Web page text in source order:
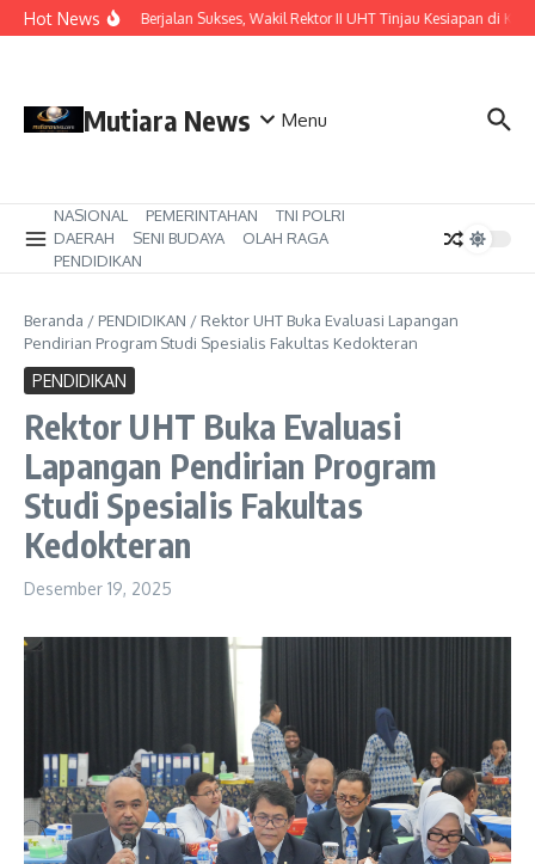
Lewati ke konten
Hot News
Pastikan ISIL Berjalan Sukses, Wakil Rektor II UHT Tinjau Kesiapan di KRI
Mutiara News Menu
NASIONAL PEMERINTAHAN
TNI POLRI
DAERAH
SENI BUDAYA
OLAH RAGA
PENDIDIKAN
Beranda / PENDIDIKAN / Rektor UHT Buka Evaluasi Lapangan
Pendirian Program Studi Spesialis Fakultas Kedokteran
PENDIDIKAN
Rektor UHT Buka Evaluasi
Lapangan Pendirian Program
Studi Spesialis Fakultas
Kedokteran
Desember 19, 2025